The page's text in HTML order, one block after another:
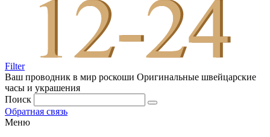
Filter
Ваш проводник в мир роскоши Оригинальные швейцарские
часы и украшения
Поиск
Обратная связь
Меню